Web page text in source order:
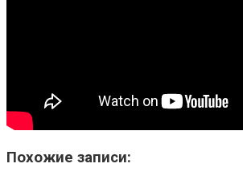
Похожие записи: